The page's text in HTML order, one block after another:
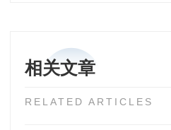
相关文章
RELATED ARTICLES